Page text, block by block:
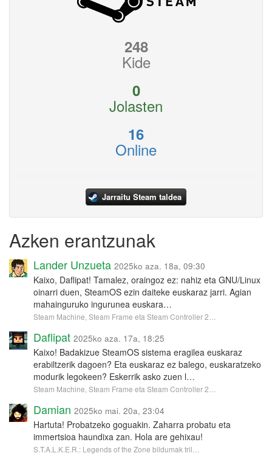
248
Kide
0
Jolasten
16
Online
Jarraitu Steam taldea
Azken erantzunak
Lander Unzueta 2025ko aza. 18a, 09:30
Kaixo, Daflipat! Tamalez, oraingoz ez: nahiz eta GNU/Linux
oinarri duen, SteamOS ezin daiteke euskaraz jarri. Agian
mahainguruko ingurunea euskara…
Steam Machine, Steam Frame eta Steam Controller 2…
Daflipat 2025ko aza. 17a, 18:25
Kaixo! Badakizue SteamOS sistema eragilea euskaraz
erabiltzerik dagoen? Eta euskaraz ez balego, euskaratzeko
modurik legokeen? Eskerrik asko zuen l…
Steam Machine, Steam Frame eta Steam Controller 2…
Damian 2025ko mai. 20a, 23:04
Hartuta! Probatzeko goguakin. Zaharra probatu eta
immertsioa haundixa zan. Hola are gehixau!
S.T.A.L.K.E.R.: Legends of the Zone bildumak tril…